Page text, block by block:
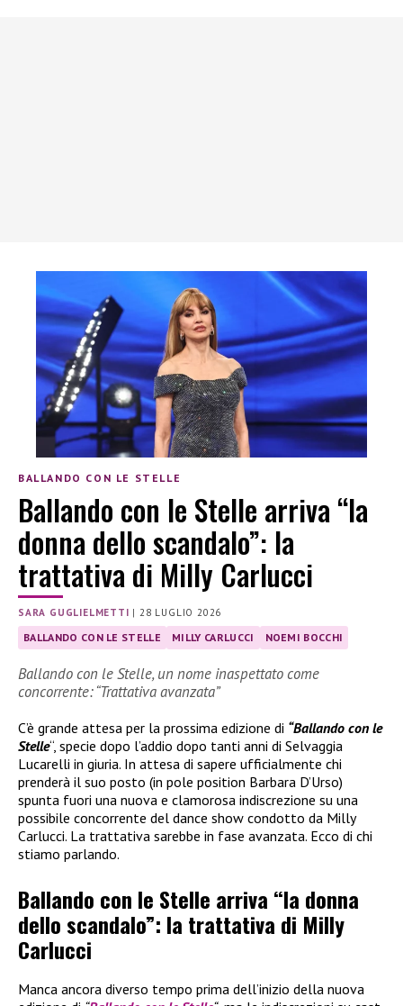
BALLANDO CON LE STELLE
Ballando con le Stelle arriva “la
donna dello scandalo”: la
trattativa di Milly Carlucci
SARA GUGLIELMETTI |28 LUGLIO 2026
BALLANDO CON LE STELLE MILLY CARLUCCI NOEMI BOCCHI
Ballando con le Stelle, un nome inaspettato come
concorrente: “Trattativa avanzata”
C’è grande attesa per la prossima edizione di “Ballando con le
Stelle“, specie dopo l’addio dopo tanti anni di Selvaggia
Lucarelli in giuria. In attesa di sapere ufficialmente chi
prenderà il suo posto (in pole position Barbara D’Urso)
spunta fuori una nuova e clamorosa indiscrezione su una
possibile concorrente del dance show condotto da Milly
Carlucci. La trattativa sarebbe in fase avanzata. Ecco di chi
stiamo parlando.
Ballando con le Stelle arriva “la donna
dello scandalo”: la trattativa di Milly
Carlucci
Manca ancora diverso tempo prima dell’inizio della nuova